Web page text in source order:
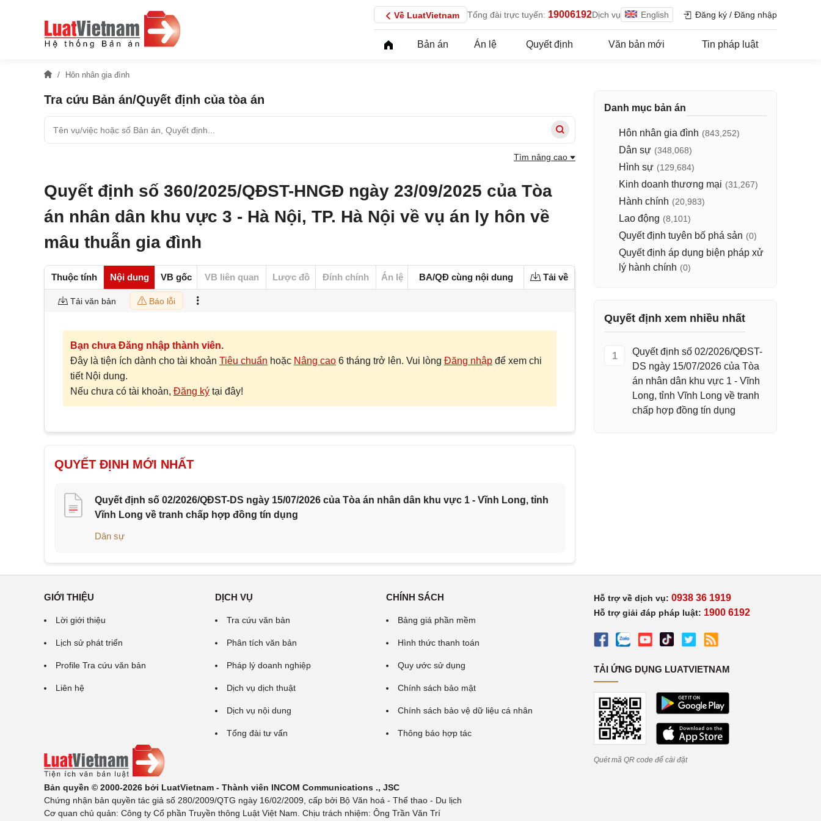
Về LuatVietnam Tổng đài trực tuyến: 19006192Dịch vụ English Đăng ký / Đăng nhập
Bản án Án lệ Quyết định Văn bản mới Tin pháp luật
Hôn nhân gia đình
Tra cứu Bản án/Quyết định của tòa án
Tìm nâng cao
Quyết định số 360/2025/QĐST-HNGĐ ngày 23/09/2025 của Tòa
án nhân dân khu vực 3 - Hà Nội, TP. Hà Nội về vụ án ly hôn về
mâu thuẫn gia đình
Thuộc tính Nội dung VB gốc VB liên quan Lược đồ Đính chính Án lệ BA/QĐ cùng nội dung Tải về
Tải văn bản Báo lỗi
Bạn chưa Đăng nhập thành viên.
Đây là tiện ích dành cho tài khoản Tiêu chuẩn hoặc Nâng cao 6 tháng trở lên. Vui lòng Đăng nhập để xem chi
tiết Nội dung.
Nếu chưa có tài khoản, Đăng ký tại đây!
QUYẾT ĐỊNH MỚI NHẤT
Quyết định số 02/2026/QĐST-DS ngày 15/07/2026 của Tòa án nhân dân khu vực 1 - Vĩnh Long, tỉnh
Vĩnh Long về tranh chấp hợp đồng tín dụng
Dân sự
Danh mục bản án
Hôn nhân gia đình (843,252)
Dân sự (348,068)
Hình sự (129,684)
Kinh doanh thương mại (31,267)
Hành chính (20,983)
Lao động (8,101)
Quyết định tuyên bố phá sản (0)
Quyết định áp dụng biện pháp xử
lý hành chính (0)
Quyết định xem nhiều nhất
1
Quyết định số 02/2026/QĐST-
DS ngày 15/07/2026 của Tòa
án nhân dân khu vực 1 - Vĩnh
Long, tỉnh Vĩnh Long về tranh
chấp hợp đồng tín dụng
GIỚI THIỆU
Lời giới thiệu
Lịch sử phát triển
Profile Tra cứu văn bản
Liên hệ
DỊCH VỤ
Tra cứu văn bản
Phân tích văn bản
Pháp lý doanh nghiệp
Dịch vụ dịch thuật
Dịch vụ nội dung
Tổng đài tư vấn
CHÍNH SÁCH
Bảng giá phần mềm
Hình thức thanh toán
Quy ước sử dụng
Chính sách bảo mật
Chính sách bảo vệ dữ liệu cá nhân
Thông báo hợp tác
Bản quyền © 2000-2026 bởi LuatVietnam - Thành viên INCOM Communications ., JSC
Chứng nhận bản quyền tác giả số 280/2009/QTG ngày 16/02/2009, cấp bởi Bộ Văn hoá - Thể thao - Du lịch
Cơ quan chủ quản: Công ty Cổ phần Truyền thông Luật Việt Nam. Chịu trách nhiệm: Ông Trần Văn Trí
Hỗ trợ về dịch vụ: 0938 36 1919
Hỗ trợ giải đáp pháp luật: 1900 6192
TẢI ỨNG DỤNG LUATVIETNAM
Quét mã QR code để cài đặt